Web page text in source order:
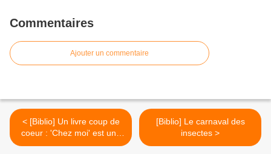
Commentaires
Ajouter un commentaire
< [Biblio] Un livre coup de
coeur : 'Chez moi' est une
bulle de douceur sur les
[Biblio] Le carnaval des
insectes >